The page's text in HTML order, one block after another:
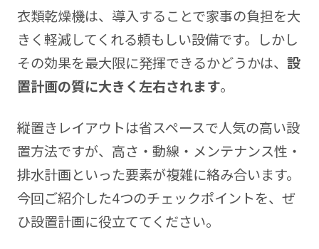
衣類乾燥機は、導入することで家事の負担を大
きく軽減してくれる頼もしい設備です。しかし
その効果を最大限に発揮できるかどうかは、 設
置計画の質に大きく左右されます。
縦置きレイアウトは省スペースで人気の高い設
置方法ですが、高さ・動線・メンテナンス性・
排水計画といった要素が複雑に絡み合います。
今回ご紹介した4つのチェックポイントを、ぜ
ひ設置計画に役立ててください。